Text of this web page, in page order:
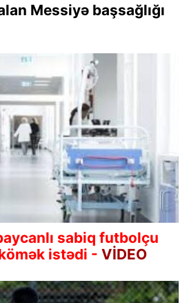
Messiyə başsağlığı
sabiq futbolçu
istədi - VİDEO